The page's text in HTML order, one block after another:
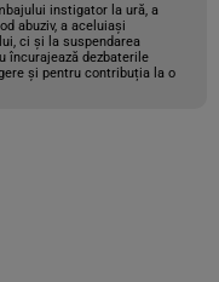
instigator la ură, a
abuziv, a aceluiași
ci și la suspendarea
încurajează dezbaterile
și pentru contribuția la o